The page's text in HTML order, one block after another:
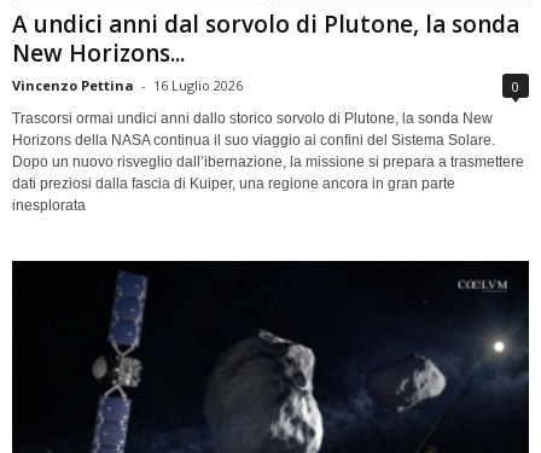
A undici anni dal sorvolo di Plutone, la sonda
New Horizons...
Vincenzo Pettina - 16 Luglio 2026 0
Trascorsi ormai undici anni dallo storico sorvolo di Plutone, la sonda New
Horizons della NASA continua il suo viaggio ai confini del Sistema Solare.
Dopo un nuovo risveglio dall’ibernazione, la missione si prepara a trasmettere
dati preziosi dalla fascia di Kuiper, una regione ancora in gran parte
inesplorata